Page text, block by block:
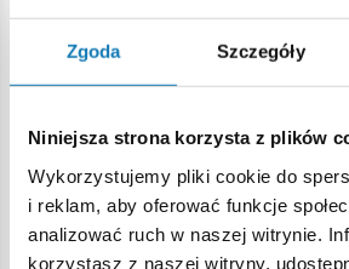
Zgoda Szczegóły
Niniejsza strona korzysta z plików
Wykorzystujemy pliki cookie do
i reklam, aby oferować funkcje
analizować ruch w naszej witrynie.
korzystasz z naszej witryny,
Lokalizacja produktu:
Strona główna Klocki na sztuki
Ostrzeżenie
Nieodpowiednie dla dzieci w wieku